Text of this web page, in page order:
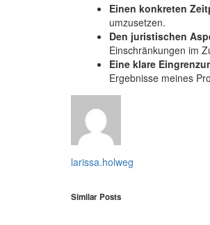
Einen konkreten
umzusetzen.
Den juristischen
Einschränkungen im
Eine klare
Ergebnisse meines
larissa.holweg
Similar Posts